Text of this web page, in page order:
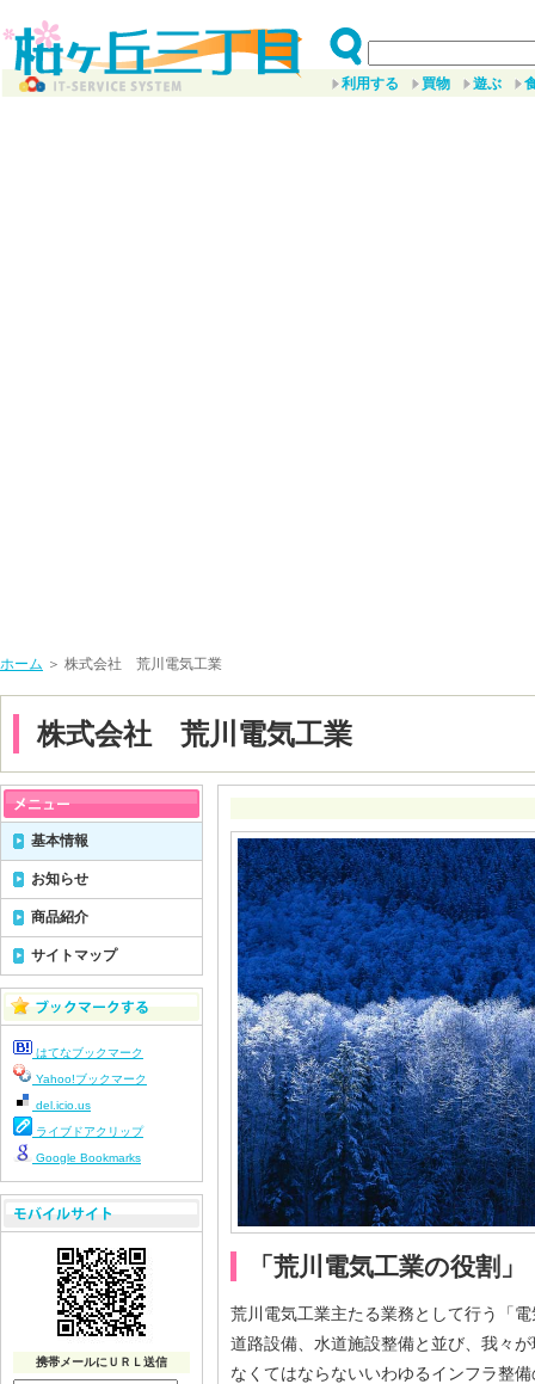
利用する 買物 遊ぶ
ホーム ＞ 株式会社 荒川電気工業
株式会社 荒川電気工業
「荒川電気工業の役割」
荒川電気工業主たる業務として行う「
道路設備、水道施設整備と並び、我々
なくてはならないいわゆるインフラ整
基本情報
お知らせ
商品紹介
サイトマップ
はてなブックマーク
Yahoo!ブックマーク
del.icio.us
ライブドアクリップ
Google Bookmarks
携帯メールにＵＲＬ送信